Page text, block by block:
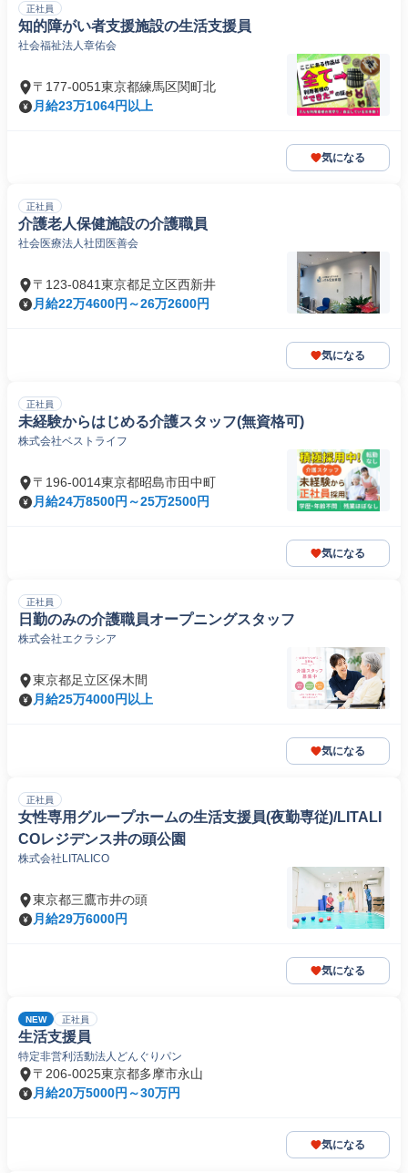
正社員
知的障がい者支援施設の生活支援員
社会福祉法人章佑会
〒177-0051東京都練馬区関町北
月給23万1064円以上
気になる
正社員
介護老人保健施設の介護職員
社会医療法人社団医善会
〒123-0841東京都足立区西新井
月給22万4600円～26万2600円
気になる
正社員
未経験からはじめる介護スタッフ(無資格可)
株式会社ベストライフ
〒196-0014東京都昭島市田中町
月給24万8500円～25万2500円
気になる
正社員
日勤のみの介護職員オープニングスタッフ
株式会社エクラシア
東京都足立区保木間
月給25万4000円以上
気になる
正社員
女性専用グループホームの生活支援員(夜勤専従)/LITALI
COレジデンス井の頭公園
株式会社LITALICO
東京都三鷹市井の頭
月給29万6000円
気になる
NEW 正社員
生活支援員
特定非営利活動法人どんぐりパン
〒206-0025東京都多摩市永山
月給20万5000円～30万円
気になる